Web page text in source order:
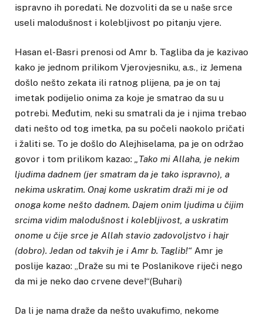
ispravno ih poredati. Ne dozvoliti da se u naše srce
useli malodušnost i kolebljivost po pitanju vjere.
Hasan el-Basri prenosi od Amr b. Tagliba da je kazivao
kako je jednom prilikom Vjerovjesniku, a.s., iz Jemena
došlo nešto zekata ili ratnog plijena, pa je on taj
imetak podijelio onima za koje je smatrao da su u
potrebi. Međutim, neki su smatrali da je i njima trebao
dati nešto od tog imetka, pa su počeli naokolo pričati
i žaliti se. To je došlo do Alejhiselama, pa je on održao
govor i tom prilikom kazao: „Tako mi Allaha, je nekim
ljudima dadnem (jer smatram da je tako ispravno), a
nekima uskratim. Onaj kome uskratim draži mi je od
onoga kome nešto dadnem. Dajem onim ljudima u čijim
srcima vidim malodušnost i kolebljivost, a uskratim
onome u čije srce je Allah stavio zadovoljstvo i hajr
(dobro). Jedan od takvih je i Amr b. Taglib!“ Amr je
poslije kazao: „Draže su mi te Poslanikove riječi nego
da mi je neko dao crvene deve!“(Buhari)
Da li je nama draže da nešto uvakufimo, nekome